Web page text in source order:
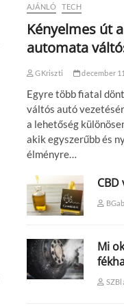
AJÁNLÓ TECH
Kényelmes út
automata
GKriszti december
Egyre több fiatal
váltós autó
a lehetőség
akik egyszerűbb és
élményre…
Mi